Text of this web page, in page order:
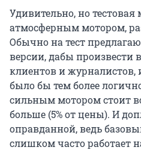
Удивительно, но
атмосферным мотором,
Обычно на тест
версии, дабы произвести
клиентов и журналистов,
было бы тем более
сильным мотором стоит
больше (5% от цены). И
оправданной, ведь
слишком часто работает